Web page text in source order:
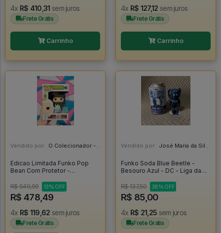
4x R$ 410,31 sem juros
Frete Grátis
Carrinho
4x R$ 127,12 sem juros
Frete Grátis
Carrinho
Vendido por: O Colecionador - SP
Edicao Limitada Funko Pop
Bean Com Protetor -
R$ 549,99
13% OFF
R$ 478,49
4x R$ 119,62 sem juros
Frete Grátis
Vendido por: José Maria da Silva Junior - AL
Funko Soda Blue Beetle -
Besouro Azul - DC - Liga da
R$ 137,50
38% OFF
R$ 85,00
4x R$ 21,25 sem juros
Frete Grátis